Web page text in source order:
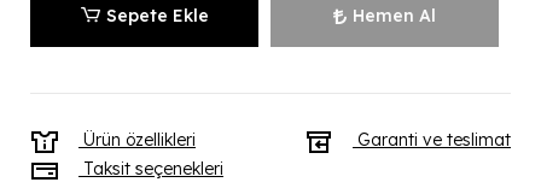
Sepete Ekle Hemen Al
Ürün özellikleri
Garanti ve teslimat
Taksit seçenekleri